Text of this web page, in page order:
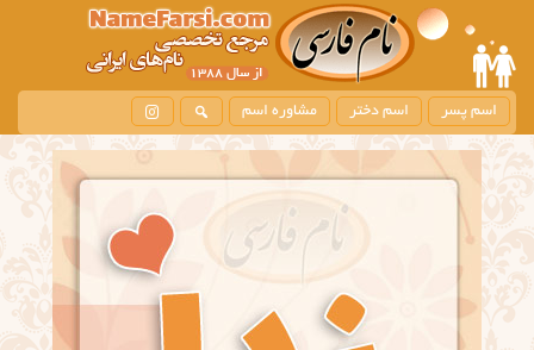
m
i
c
n
اسم پسر اسم دختر مشاوره اسم